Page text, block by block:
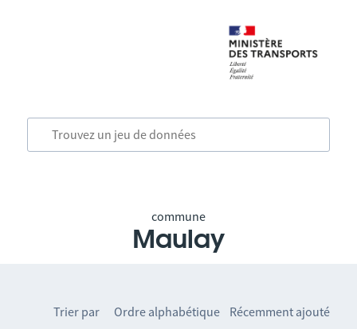
commune
Maulay
Trier par Ordre alphabétique Récemment ajouté